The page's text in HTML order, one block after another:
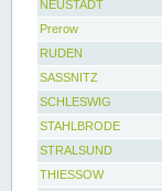
NEUSTADT
Prerow
RUDEN
SASSNITZ
SCHLESWIG
STAHLBRODE
STRALSUND
THIESSOW